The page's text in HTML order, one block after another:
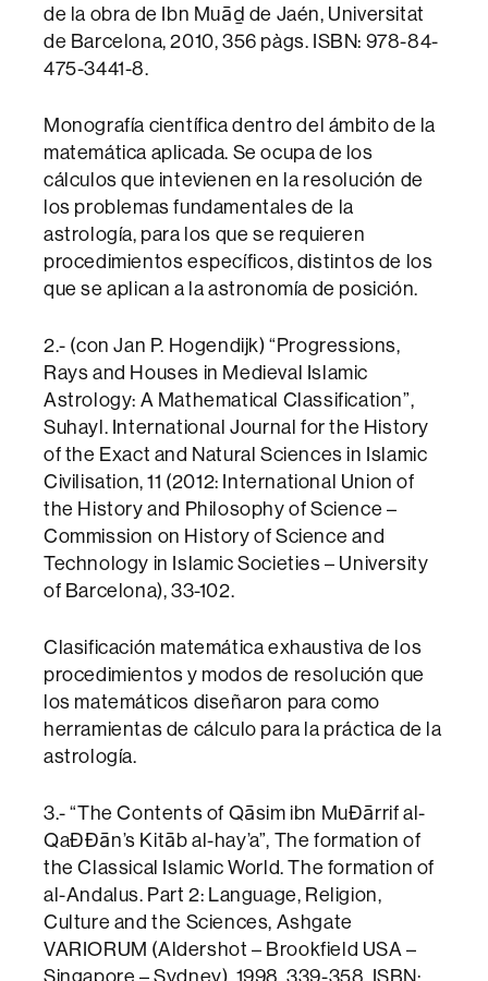
de la obra de Ibn Muāḏ de Jaén, Universitat
de Barcelona, 2010, 356 pàgs. ISBN: 978-84-
475-3441-8.
Monografía científica dentro del ámbito de la
matemática aplicada. Se ocupa de los
cálculos que intevienen en la resolución de
los problemas fundamentales de la
astrología, para los que se requieren
procedimientos específicos, distintos de los
que se aplican a la astronomía de posición.
2.- (con Jan P. Hogendijk) “Progressions,
Rays and Houses in Medieval Islamic
Astrology: A Mathematical Classification”,
Suhayl. International Journal for the History
of the Exact and Natural Sciences in Islamic
Civilisation, 11 (2012: International Union of
the History and Philosophy of Science –
Commission on History of Science and
Technology in Islamic Societies – University
of Barcelona), 33-102.
Clasificación matemática exhaustiva de los
procedimientos y modos de resolución que
los matemáticos diseñaron para como
herramientas de cálculo para la práctica de la
astrología.
3.- “The Contents of Qāsim ibn MuÐārrif al-
QaÐÐān’s Kitāb al-hay’a”, The formation of
the Classical Islamic World. The formation of
al-Andalus. Part 2: Language, Religion,
Culture and the Sciences, Ashgate
VARIORUM (Aldershot – Brookfield USA –